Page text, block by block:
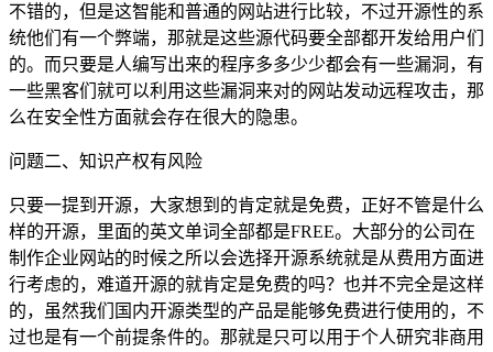
不错的，但是这智能和普通的网站进行比较，不过开源性的系
统他们有一个弊端，那就是这些源代码要全部都开发给用户们
的。而只要是人编写出来的程序多多少少都会有一些漏洞，有
一些黑客们就可以利用这些漏洞来对的网站发动远程攻击，那
么在安全性方面就会存在很大的隐患。
问题二、知识产权有风险
只要一提到开源，大家想到的肯定就是免费，正好不管是什么
样的开源，里面的英文单词全部都是FREE。大部分的公司在
制作企业网站的时候之所以会选择开源系统就是从费用方面进
行考虑的，难道开源的就肯定是免费的吗？也并不完全是这样
的，虽然我们国内开源类型的产品是能够免费进行使用的，不
过也是有一个前提条件的。那就是只可以用于个人研究非商用